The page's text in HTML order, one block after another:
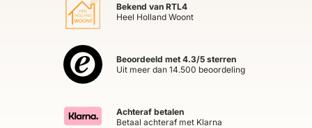
Bekend van RTL4
Heel Holland Woont
Beoordeeld met 4.3/5 sterren
Uit meer dan 14.500 beoordeling
Achteraf betalen
Betaal achteraf met Klarna